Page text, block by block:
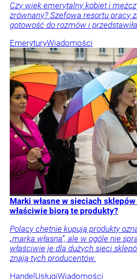
Czy wiek emerytalny kobiet i
zrównany? Szefowa resortu pracy
gotowość do rozmów i
EmeryturyWiadomości
Marki własne w sieciach
właściwie biorą te produkty?
Polacy chętnie kupują produkty
„marka własna”, ale w ogóle nie
właściwie je dla dużych sieci
znają tych producentów.
Handel UsługiWiadomości